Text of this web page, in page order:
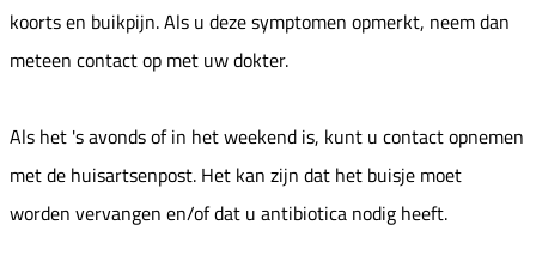
koorts en buikpijn. Als u deze symptomen opmerkt, neem dan
meteen contact op met uw dokter.
Als het 's avonds of in het weekend is, kunt u contact opnemen
met de huisartsenpost. Het kan zijn dat het buisje moet
worden vervangen en/of dat u antibiotica nodig heeft.